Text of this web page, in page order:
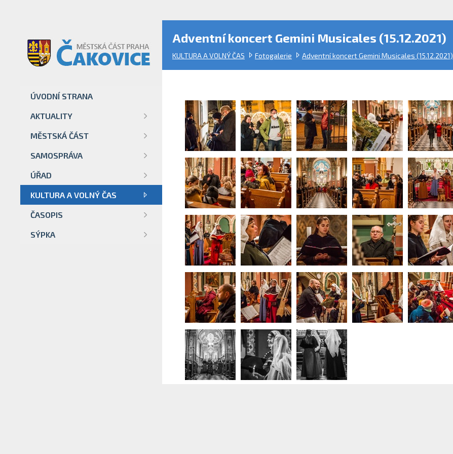
Adventní koncert Gemini Musicales (15.12.2021)
KULTURA A VOLNÝ ČAS Fotogalerie Adventní koncert Gemini Musicales (15.12.2021)
ÚVODNÍ STRANA
AKTUALITY
MĚSTSKÁ ČÁST
SAMOSPRÁVA
ÚŘAD
KULTURA A VOLNÝ ČAS
ČASOPIS
SÝPKA